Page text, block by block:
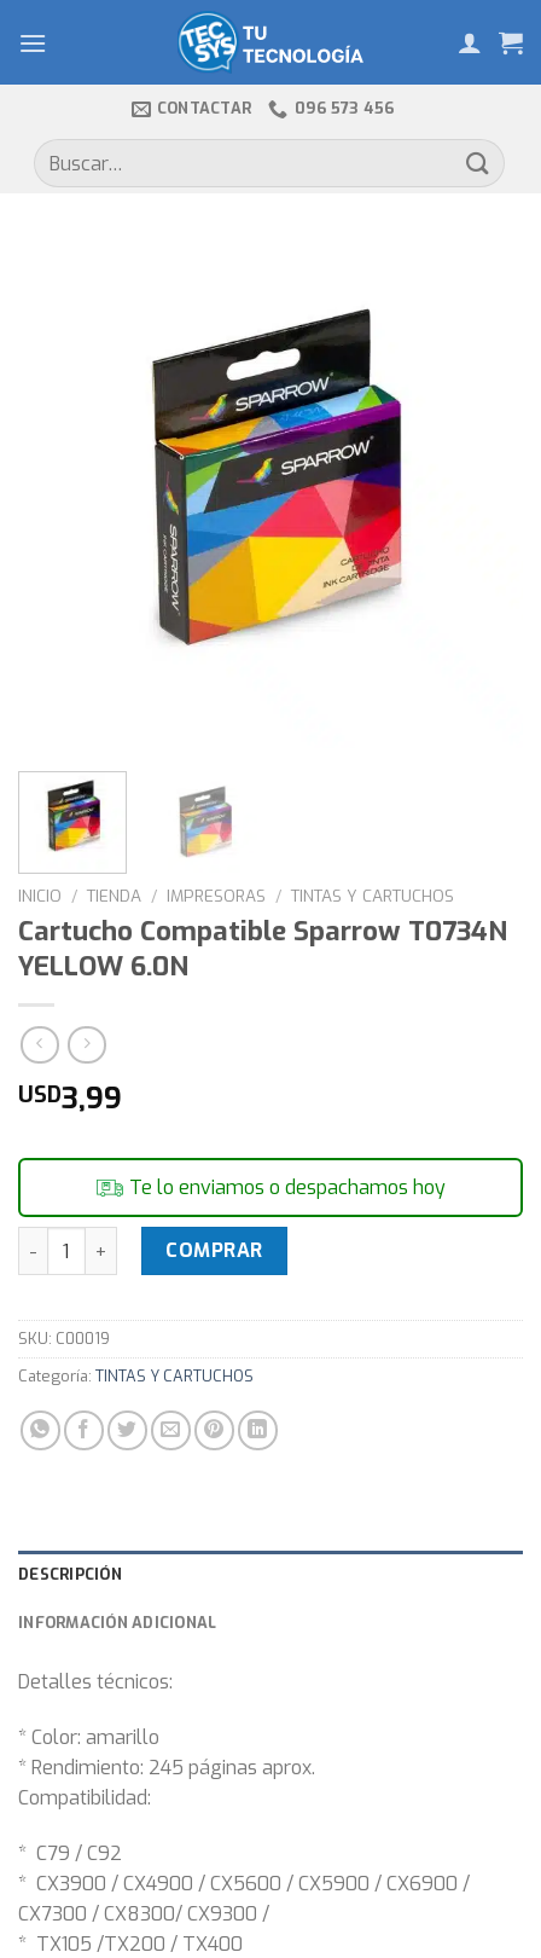
CONTACTAR 096 573 456
Buscar
por:
INICIO / TIENDA / IMPRESORAS / TINTAS Y CARTUCHOS
Cartucho Compatible Sparrow T0734N
YELLOW 6.0N
USD3,99
Te lo enviamos o despachamos hoy
Cartucho Compatible Sparrow T0734N YELLOW 6.0N
COMPRAR
SKU: C00019
Categoría: TINTAS Y CARTUCHOS
DESCRIPCIÓN
INFORMACIÓN ADICIONAL
Detalles técnicos:
* Color: amarillo
* Rendimiento: 245 páginas aprox.
Compatibilidad:
* C79 / C92
* CX3900 / CX4900 / CX5600 / CX5900 / CX6900 /
CX7300 / CX8300/ CX9300 /
* TX105 /TX200 / TX400